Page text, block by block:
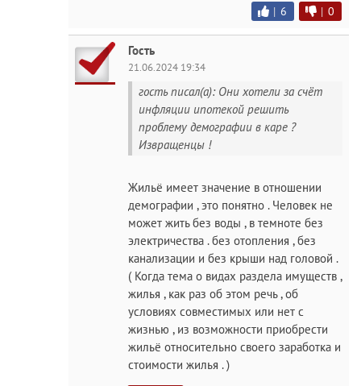
| 6 | 0
Гость
21.06.2024 19:34
гость писал(а): Они хотели за счёт
инфляции ипотекой решить
проблему демографии в каре ?
Извращенцы !
Жильё имеет значение в отношении
демографии , это понятно . Человек не
может жить без воды , в темноте без
электричества . без отопления , без
канализации и без крыши над головой .
( Когда тема о видах раздела имуществ ,
жилья , как раз об этом речь , об
условиях совместимых или нет с
жизнью , из возможности приобрести
жильё относительно своего заработка и
стоимости жилья . )